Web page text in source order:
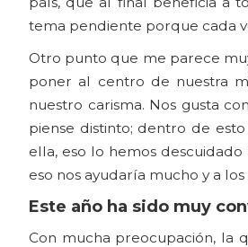
tema pendiente porque cada
Otro punto que me parece
poner al centro de nuestra
nuestro carisma. Nos gusta
piense distinto; dentro de
ella, eso lo hemos
eso nos ayudaría mucho y a
Este año ha sido muy
Con mucha preocupación, la